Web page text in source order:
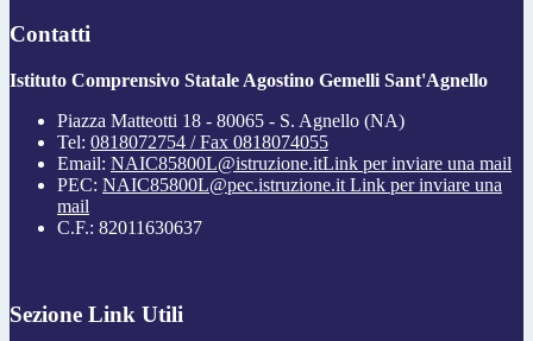
Contatti
Istituto Comprensivo Statale Agostino Gemelli Sant'Agnello
Piazza Matteotti 18 - 80065 - S. Agnello (NA)
Tel: 0818072754 / Fax 0818074055
Email: NAIC85800L@istruzione.itLink per inviare una mail
PEC: NAIC85800L@pec.istruzione.it Link per inviare una
mail
C.F.: 82011630637
Sezione Link Utili